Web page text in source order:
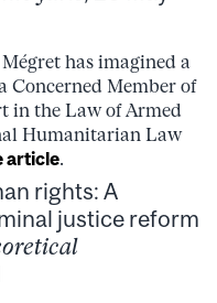
has imagined a
Concerned Member of
in the Law of Armed
Humanitarian Law
article.
rights: A
justice reform